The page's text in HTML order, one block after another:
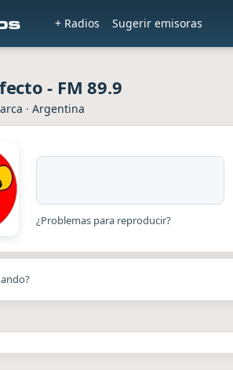
+ Radios Sugerir emisoras
- FM 89.9
· Argentina
¿Problemas para reproducir?